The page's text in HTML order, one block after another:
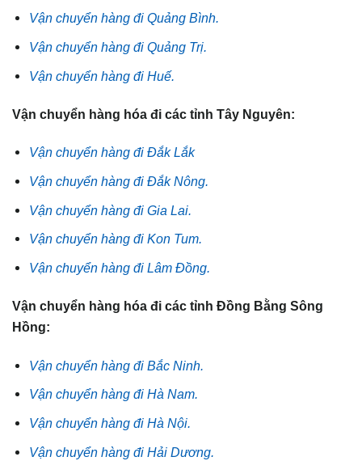
Vận chuyển hàng đi Quảng Bình.
Vận chuyển hàng đi Quảng Trị.
Vận chuyển hàng đi Huế.
Vận chuyển hàng hóa đi các tỉnh Tây Nguyên:
Vận chuyển hàng đi Đắk Lắk
Vận chuyển hàng đi Đắk Nông.
Vận chuyển hàng đi Gia Lai.
Vận chuyển hàng đi Kon Tum.
Vận chuyển hàng đi Lâm Đồng.
Vận chuyển hàng hóa đi các tỉnh Đồng Bằng Sông
Hồng:
Vận chuyển hàng đi Bắc Ninh.
Vận chuyển hàng đi Hà Nam.
Vận chuyển hàng đi Hà Nội.
Vận chuyển hàng đi Hải Dương.